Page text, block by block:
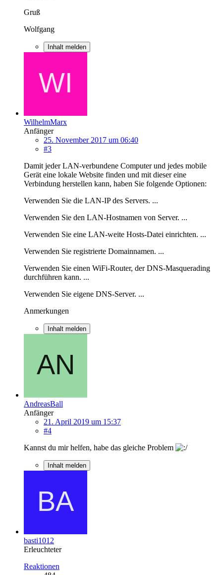
Gruß
Wolfgang
Inhalt melden
WilhelmMarx
Anfänger
25. November 2017 um 06:40
#3
Damit jeder LAN-verbundene Computer und jedes mobile
Gerät eine lokale Website finden und mit dieser eine
Verbindung herstellen kann, haben Sie folgende Optionen:
Verwenden Sie die LAN-IP des Servers. ...
Verwenden Sie den LAN-Hostnamen von Server. ...
Verwenden Sie eine LAN-weite Hosts-Datei einrichten. ...
Verwenden Sie registrierte Domainnamen. ...
Verwenden Sie einen WiFi-Router, der DNS-Masquerading
durchführen kann. ...
Verwenden Sie eigene DNS-Server. ...
Anmerkungen
Inhalt melden
AndreasBall
Anfänger
21. April 2019 um 15:37
#4
Kannst du mir helfen, habe das gleiche Problem
Inhalt melden
basti1012
Erleuchteter
Reaktionen